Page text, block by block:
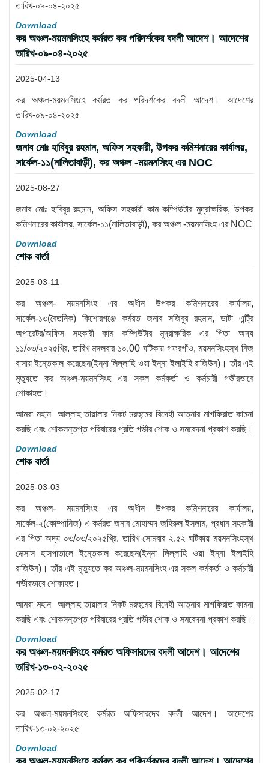
তারিখ-০৯-০৪-২০২৫
Download
কর অঞ্চল-ময়মনসিংহে কর্মরত কর পরিদর্শকের বদলী আদেশ। আদেশের
তারিখ-০৯-০৪-২০২৫
2025-04-13
কর অঞ্চল-ময়মনসিংহে কর্মরত কর পরিদর্শকের বদলী আদেশ। আদেশের
তারিখ-০৯-০৪-২০২৫
Download
জনাব মোঃ হাবিবুর রহমান, অফিস সহকারী, উপকর কমিশনারের কার্যালয়,
সার্কেল-১১(নালিতাবাড়ী), কর অঞ্চল -ময়মনসিংহ এর NOC
2025-08-27
জনাব মোঃ হাবিবুর রহমান, অফিস সহকারী কাম কম্পিউটার মুদ্রাক্ষরিক, উপকর
কমিশনারের কার্যালয়, সার্কেল-১১(নালিতাবাড়ী), কর অঞ্চল -ময়মনসিংহ এর NOC
Download
শোক বার্তা
2025-03-11
কর অঞ্চল- ময়মনসিংহ এর অধীন উপকর কমিশনারের কার্যালয়,
সার্কেল-১৩(বৈতনিক) কিশোরগঞ্জে কর্মরত জনাব সজিবুর রহমান, ডাটা এন্ট্রি
অপারেটর/অফিস সহকারী কাম কম্পিউটার মুদ্রাক্ষরিক এর পিতা অদ্য
১১/০৩/২০২৫খ্রি. তারিখ মঙ্গলবার ১০.00 ঘটিকায় গফরগাঁও, ময়মনসিংহস্থ নিজ
বাসায় ইন্তেকাল করেছেন(ইন্না লিল্লাহি ওয়া ইন্না ইলাইহি রাজিউন)। তাঁর এই
মৃত্যুতে কর অঞ্চল-ময়মনসিংহ এর সকল কর্মকর্তা ও কর্মচারী গভীরভাবে
শোকাহত।
আমরা মহান আল্লাহ তায়ালার নিকট মরহুমের বিদেহী আত্নার মাগফিরাত কামনা
করছি এবং শোকসন্তপ্ত পরিবারের প্রতি গভীর শোক ও সমবেদনা প্রকাশ করছি।
Download
শোক বার্তা
2025-03-03
কর অঞ্চল- ময়মনসিংহ এর অধীন উপকর কমিশনারের কার্যালয়,
সার্কেল-২(কোম্পানিজ) এ কর্মরত জনাব মোহাম্মদ জহিরুল ইসলাম, প্রধান সহকারী
এর পিতা অদ্য ০৩/০৩/২০২৫খ্রি. তারিখ সোমবার ২.৫২ ঘটিকায় ময়মনসিংহস্থ
নেক্সাস হাসপাতালে ইন্তেকাল করেছেন(ইন্না লিল্লাহি ওয়া ইন্না ইলাইহি
রাজিউন)। তাঁর এই মৃত্যুতে কর অঞ্চল-ময়মনসিংহ এর সকল কর্মকর্তা ও কর্মচারী
গভীরভাবে শোকাহত।
আমরা মহান আল্লাহ তায়ালার নিকট মরহুমের বিদেহী আত্নার মাগফিরাত কামনা
করছি এবং শোকসন্তপ্ত পরিবারের প্রতি গভীর শোক ও সমবেদনা প্রকাশ করছি।
Download
কর অঞ্চল-ময়মনসিংহে কর্মরত অফিসারদের বদলী আদেশ। আদেশের
তারিখ-১৩-০২-২০২৫
2025-02-17
কর অঞ্চল-ময়মনসিংহে কর্মরত অফিসারদের বদলী আদেশ। আদেশের
তারিখ-১৩-০২-২০২৫
Download